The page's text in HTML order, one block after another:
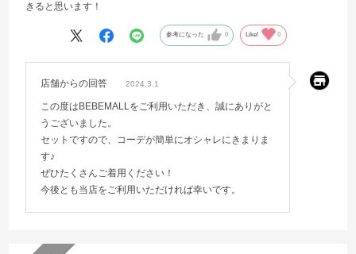
きると思います！
参考になった 0 Like! 0
店舗からの回答 2024.3.1
この度はBEBEMALLをご利用いただき、誠にありがと
うございました。
セットですので、コーデが簡単にオシャレにきまりま
す♪
ぜひたくさんご着用ください！
今後とも当店をご利用いただければ幸いです。